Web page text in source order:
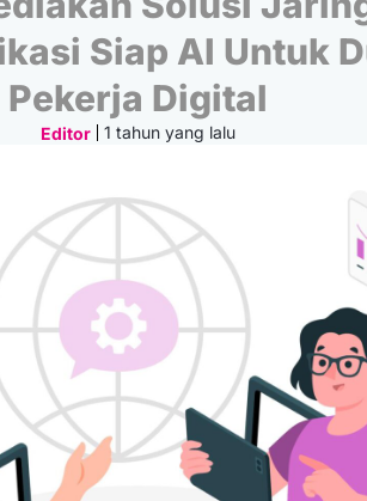
Siap AI Untuk
Pekerja Digital
Editor 1 tahun yang lalu